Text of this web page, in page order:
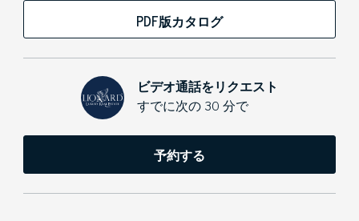
PDF版カタログ
ビデオ通話をリクエスト
すでに次の 30 分で
予約する